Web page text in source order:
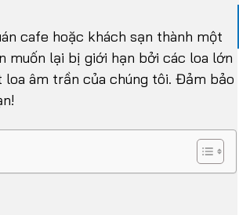
cafe hoặc khách sạn thành một
muốn lại bị giới hạn bởi các loa lớn
âm trần của chúng tôi. Đảm bảo